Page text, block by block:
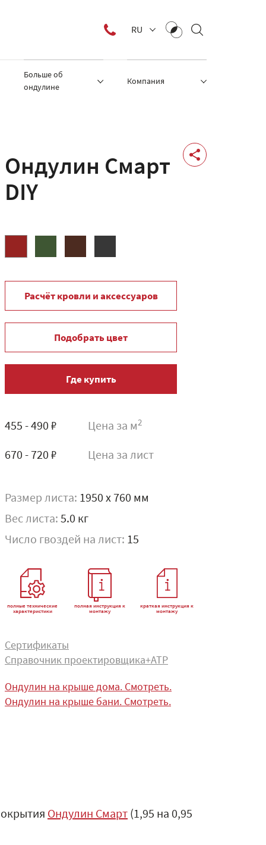
RU
Больше об
ондулине
Компания
Ондулин Смарт
DIY
Расчёт кровли и аксессуаров
Подобрать цвет
Где купить
455 - 490 ₽ Цена за м2
670 - 720 ₽ Цена за лист
Размер листа: 1950 x 760 мм
Вес листа: 5.0 кг
Число гвоздей на лист: 15
полные технические
характеристики
полная инструкция к
монтажу
краткая инструкция к
монтажу
Сертификаты
Справочник проектировщика+АТР
Ондулин на крыше дома. Смотреть.
Ондулин на крыше бани. Смотреть.
Ондулин Смарт (1,95 на 0,95